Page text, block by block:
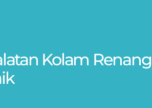
Kolam Renang